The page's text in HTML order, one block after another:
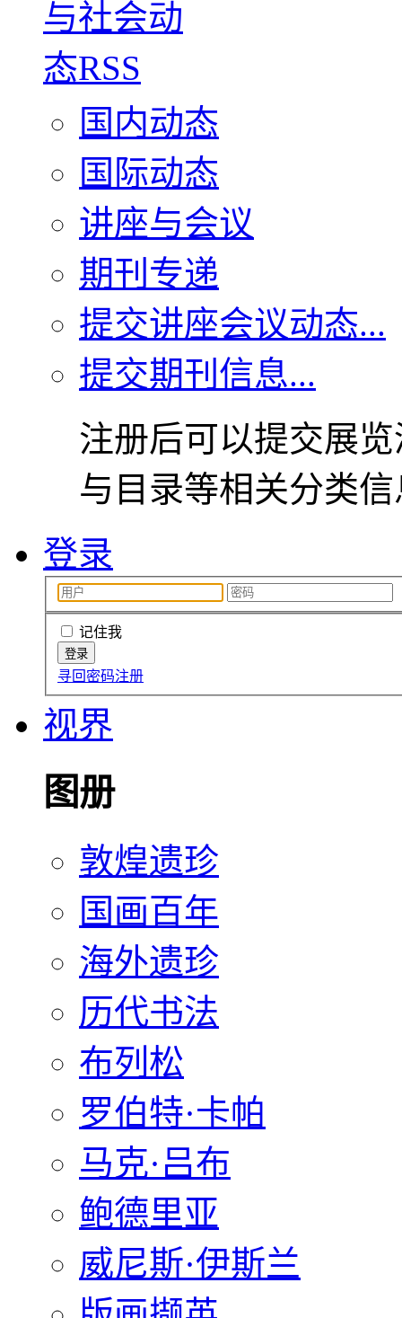
国内动态
国际动态
讲座与会议
期刊专递
提交讲座会议动态...
提交期刊信息...
注册后可以提交展
与目录等相关分类
登录
记住我
寻回密码注册
视界
图册
敦煌遗珍
国画百年
海外遗珍
历代书法
布列松
罗伯特·卡帕
马克·吕布
鲍德里亚
威尼斯·伊斯兰